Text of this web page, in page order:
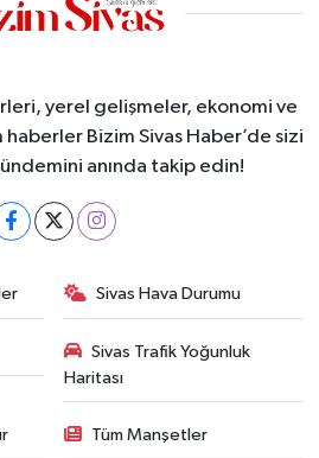
yerel gelişmeler, ekonomi ve
Bizim Sivas Haber’de sizi
anında takip edin!
Sivas Hava Durumu
Sivas Trafik Yoğunluk
Haritası
Tüm Manşetler